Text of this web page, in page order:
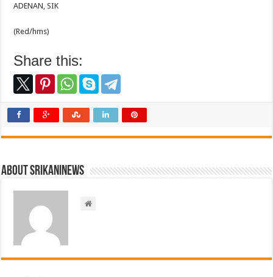
ADENAN, SIK
(Red/hms)
Share this:
About srikaninews